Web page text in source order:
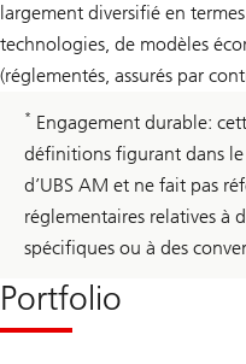
largement diversifié en
technologies, de modèles
(réglementés, assurés par
* Engagement durable:
définitions figurant dans le
d’UBS AM et ne fait pas
réglementaires relatives à
spécifiques ou à des
Portfolio